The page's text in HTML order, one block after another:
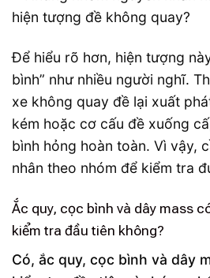
Để hiểu rõ hơn, hiện tượng
bình” như nhiều người nghĩ.
xe không quay đề lại xuất
kém hoặc cơ cấu đề xuống
bình hỏng hoàn toàn. Vì vậy,
nhân theo nhóm để kiểm tra
Ắc quy, cọc bình và dây mass
kiểm tra đầu tiên không?
Có, ắc quy, cọc bình và dây